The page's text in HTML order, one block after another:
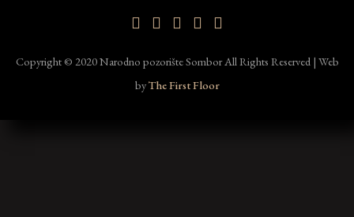
Copyright © 2020 Narodno pozorište Sombor All Rights Reserved | Web
byThe First Floor